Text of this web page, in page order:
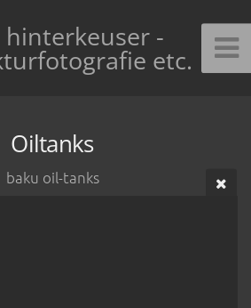
-
etc.
Oiltanks
baku oil-tanks